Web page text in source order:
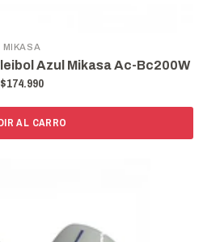
MIKASA
Azul Mikasa Ac-Bc200W
$174.990
AL CARRO